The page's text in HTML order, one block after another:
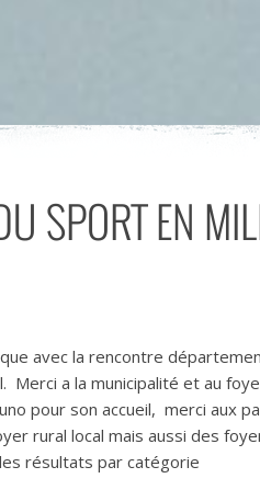
SPORT EN
avec la rencontre
Merci a la municipalité et au
pour son accueil, merci aux
rural local mais aussi des
résultats par catégorie